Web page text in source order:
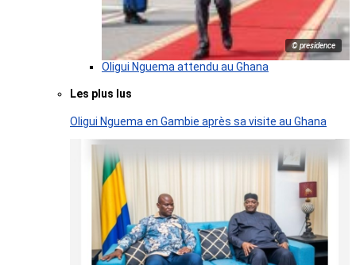
© presidence
Oligui Nguema attendu au Ghana
Les plus lus
Oligui Nguema en Gambie après sa visite au Ghana